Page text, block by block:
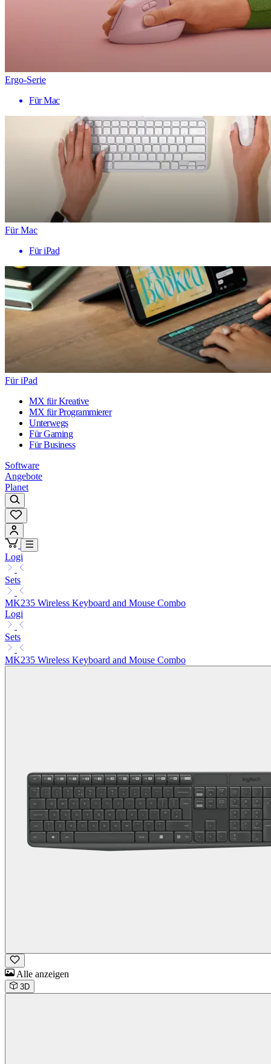
Ergo-Serie
Für Mac
Für Mac
Für iPad
Für iPad
MX für Kreative
MX für Programmierer
Unterwegs
Für Gaming
Für Business
Software
Angebote
Planet
Logi
Sets
MK235 Wireless Keyboard and Mouse Combo
Logi
Sets
MK235 Wireless Keyboard and Mouse Combo
Alle anzeigen
3D